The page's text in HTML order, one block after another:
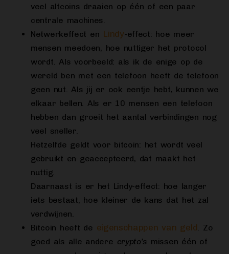
veel altcoins draaien op één of een paar
centrale machines.
Netwerkeffect en Lindy-effect: hoe meer
mensen meedoen, hoe nuttiger het protocol
wordt. Als voorbeeld: als ik de enige op de
wereld ben met een telefoon heeft de telefoon
geen nut. Als jij er ook eentje hebt, kunnen we
elkaar bellen. Als er 10 mensen een telefoon
hebben dan groeit het aantal verbindingen nog
veel sneller.
Hetzelfde geldt voor bitcoin: het wordt veel
gebruikt en geaccepteerd, dat maakt het
nuttig.
Daarnaast is er het Lindy-effect: hoe langer
iets bestaat, hoe kleiner de kans dat het zal
verdwijnen.
Bitcoin heeft de eigenschappen van geld. Zo
goed als alle andere crypto’s missen één of